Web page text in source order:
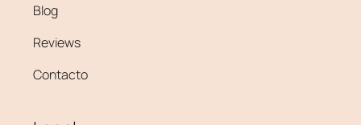
Blog
Reviews
Contacto